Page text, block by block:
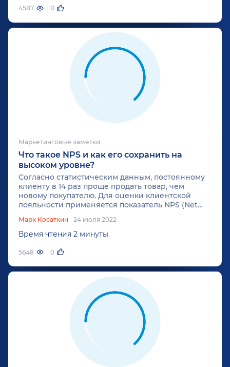
SEO-оптимизации – это не digital-стратегия.
агентства «Косатка Маркетинг» попробуем
разобраться, что же такое digital-стратегия и
почему она нужна всем компаниям.
4587 0
Маркетинговые заметки
Что такое NPS и как его сохранить на
высоком уровне?
Согласно статистическим данным, постоянному
клиенту в 14 раз проще продать товар, чем
новому покупателю. Для оценки клиентской
лояльности применяется показатель NPS (Net
обладают высоким NPS. Например, у Tesla этот
показатель находится на уровне 96%, у Starbucks
интернет-магазины и маркетплейсы имеют NPS
Марк Косаткин 24 июля 2022
Время чтения 2 минуты
5648 0